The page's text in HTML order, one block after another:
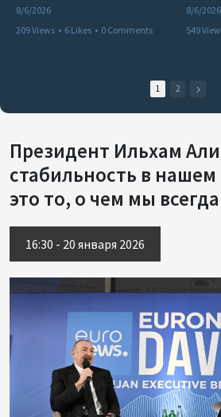
8/6/2026
209 Views • 6 Likes • 0 Comments
8/6/2026
549
1 2
Президент Ильхам
стабильность в
это то, о чем мы
16:30 - 20 января 2026